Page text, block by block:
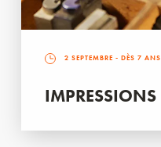
2 SEPTEMBRE - DÈS 7 ANS